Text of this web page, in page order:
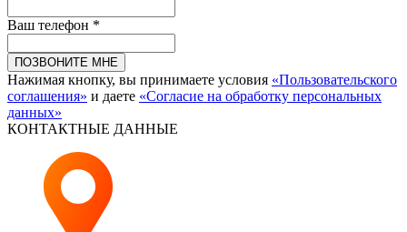
Ваш телефон *
ПОЗВОНИТЕ МНЕ
Нажимая кнопку, вы принимаете условия «Пользовательского
соглашения» и даете «Согласие на обработку персональных
данных»
КОНТАКТНЫЕ ДАННЫЕ